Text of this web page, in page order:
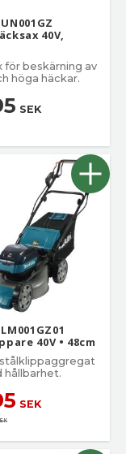
40V,
för beskärning av
höga häckar.
SEK
40V • 48cm
hållbarhet.
SEK